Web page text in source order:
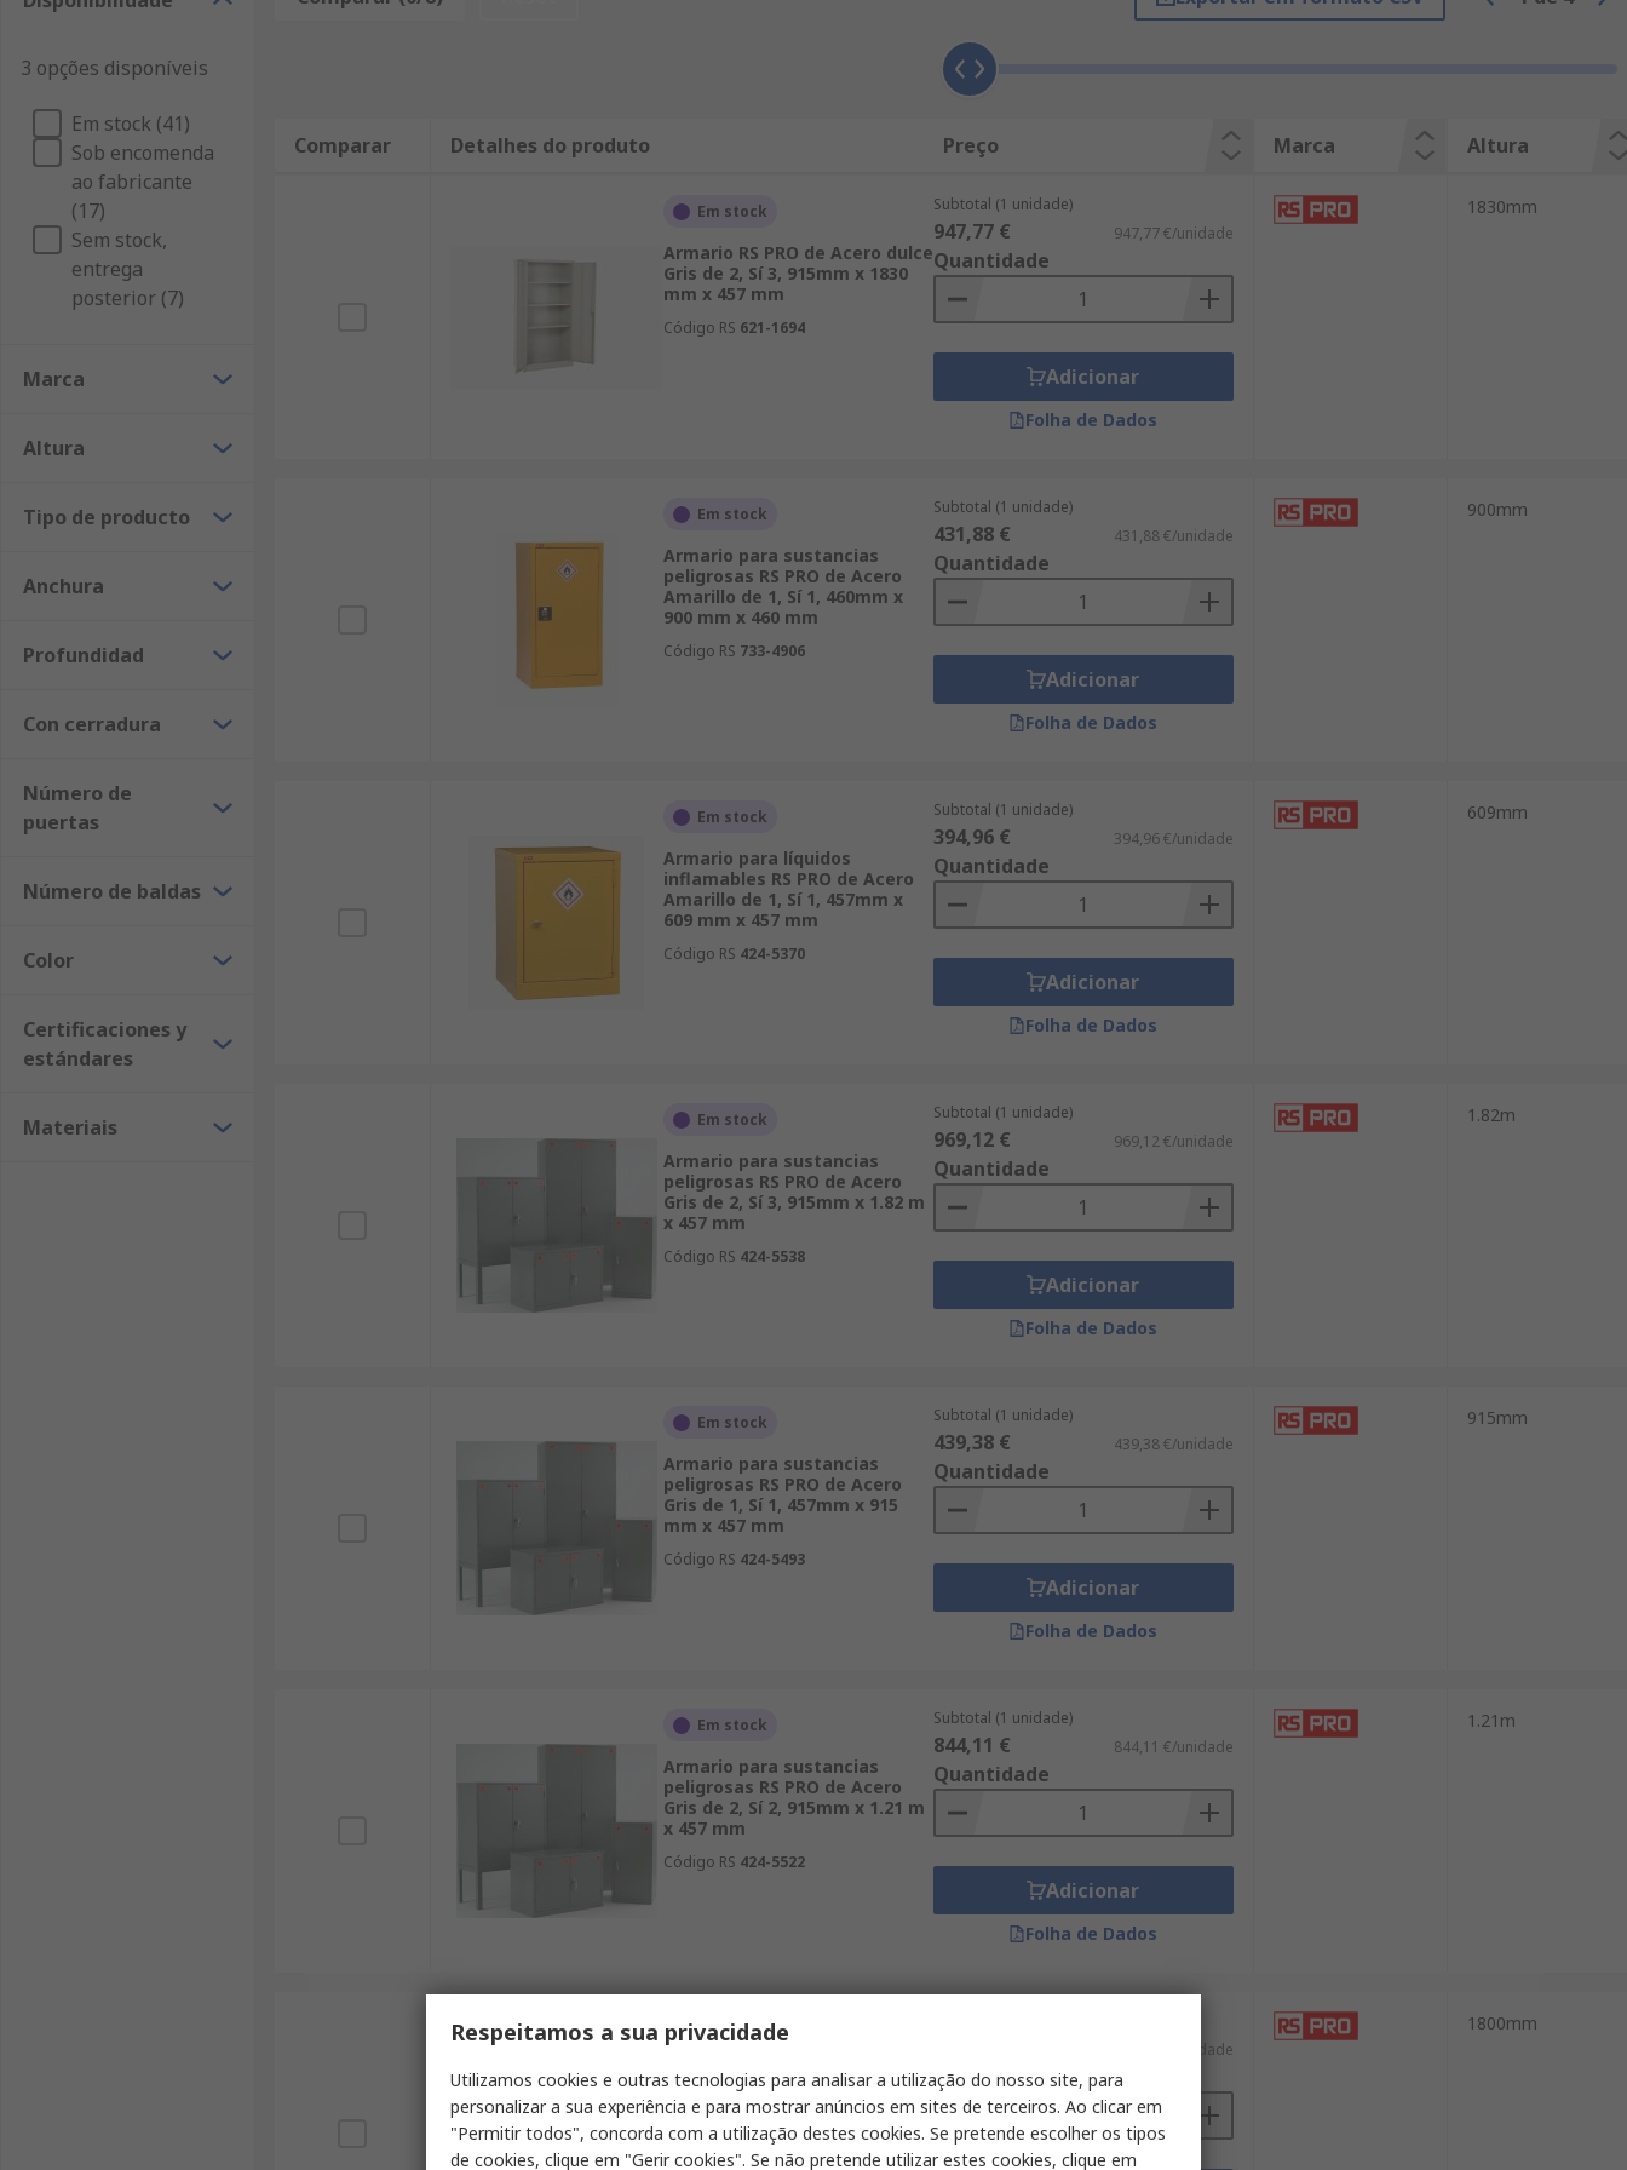
3 opções disponíveis
Em stock (41)
Sob encomenda
ao fabricante
(17)
Sem stock,
entrega
posterior (7)
Marca
Altura
Tipo de producto
Anchura
Profundidad
Con cerradura
Número de
puertas
Número de baldas
Color
Certificaciones y
estándares
Materiais
Comparar Detalhes do produto Preço Marca Altura
Em stock
Armario RS PRO de Acero dulce
Gris de 2, Sí 3, 915mm x 1830
mm x 457 mm
Código RS 621-1694
Subtotal (1 unidade)
947,77 € 947,77 €/unidade
Quantidade
Adicionar
Folha de Dados
1830mm
Em stock
Armario para sustancias
peligrosas RS PRO de Acero
Amarillo de 1, Sí 1, 460mm x
900 mm x 460 mm
Código RS 733-4906
Subtotal (1 unidade)
431,88 € 431,88 €/unidade
Quantidade
Adicionar
Folha de Dados
900mm
Em stock
Armario para líquidos
inflamables RS PRO de Acero
Amarillo de 1, Sí 1, 457mm x
609 mm x 457 mm
Código RS 424-5370
Subtotal (1 unidade)
394,96 € 394,96 €/unidade
Quantidade
Adicionar
Folha de Dados
609mm
Em stock
Armario para sustancias
peligrosas RS PRO de Acero
Gris de 2, Sí 3, 915mm x 1.82 m
x 457 mm
Código RS 424-5538
Subtotal (1 unidade)
969,12 € 969,12 €/unidade
Quantidade
Adicionar
Folha de Dados
1.82m
Em stock
Armario para sustancias
peligrosas RS PRO de Acero
Gris de 1, Sí 1, 457mm x 915
mm x 457 mm
Código RS 424-5493
Subtotal (1 unidade)
439,38 € 439,38 €/unidade
Quantidade
Adicionar
Folha de Dados
915mm
Em stock
Armario para sustancias
peligrosas RS PRO de Acero
Gris de 2, Sí 2, 915mm x 1.21 m
x 457 mm
Código RS 424-5522
Subtotal (1 unidade)
844,11 € 844,11 €/unidade
Quantidade
Adicionar
Folha de Dados
1.21m
Fora de stock
temporariamente
Armario para sustancias
peligrosas RS PRO de Acero
Amarillo de 2, Sí 3, 1200mm x
1800 mm x 460 mm
1 111,92 €/unidade
Quantidade
1800mm
Respeitamos a sua privacidade
Utilizamos cookies e outras tecnologias para analisar a utilização do nosso site, para
personalizar a sua experiência e para mostrar anúncios em sites de terceiros. Ao clicar em
"Permitir todos", concorda com a utilização destes cookies. Se pretende escolher os tipos
de cookies, clique em "Gerir cookies". Se não pretende utilizar estes cookies, clique em